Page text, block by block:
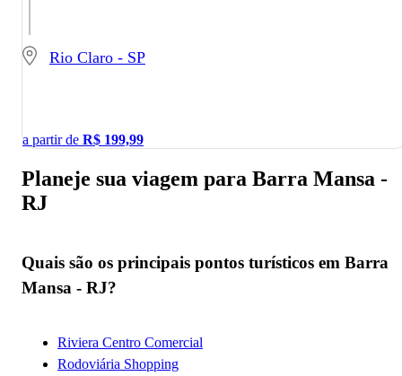
Rio Claro - SP
a partir de R$ 199,99
Planeje sua viagem para Barra Mansa -
RJ
Quais são os principais pontos turísticos em Barra
Mansa - RJ?
Riviera Centro Comercial
Rodoviária Shopping